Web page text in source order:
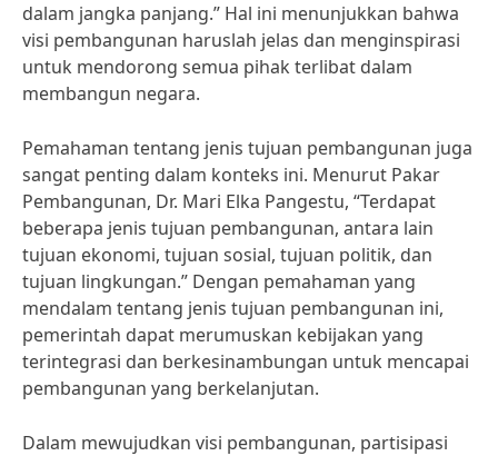
dalam jangka panjang.” Hal ini menunjukkan bahwa
visi pembangunan haruslah jelas dan menginspirasi
untuk mendorong semua pihak terlibat dalam
membangun negara.
Pemahaman tentang jenis tujuan pembangunan juga
sangat penting dalam konteks ini. Menurut Pakar
Pembangunan, Dr. Mari Elka Pangestu, “Terdapat
beberapa jenis tujuan pembangunan, antara lain
tujuan ekonomi, tujuan sosial, tujuan politik, dan
tujuan lingkungan.” Dengan pemahaman yang
mendalam tentang jenis tujuan pembangunan ini,
pemerintah dapat merumuskan kebijakan yang
terintegrasi dan berkesinambungan untuk mencapai
pembangunan yang berkelanjutan.
Dalam mewujudkan visi pembangunan, partisipasi